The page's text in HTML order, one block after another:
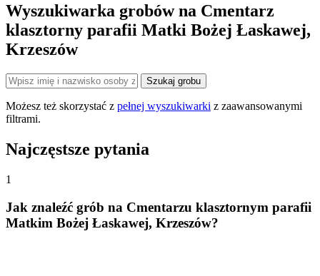
Wyszukiwarka grobów na Cmentarz
klasztorny parafii Matki Bożej Łaskawej,
Krzeszów
Szukaj grobu
Możesz też skorzystać z pełnej wyszukiwarki z zaawansowanymi
filtrami.
Najczęstsze pytania
1
Jak znaleźć grób na Cmentarzu klasztornym parafii
Matkim Bożej Łaskawej, Krzeszów?